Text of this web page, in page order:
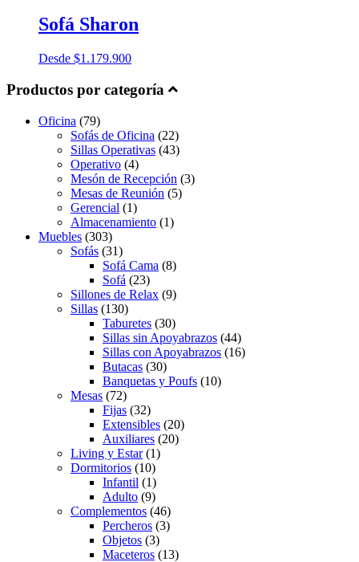
Sofá Sharon
Desde $1.179.900
Productos por categoría
Oficina (79)
Sofás de Oficina (22)
Sillas Operativas (43)
Operativo (4)
Mesón de Recepción (3)
Mesas de Reunión (5)
Gerencial (1)
Almacenamiento (1)
Muebles (303)
Sofás (31)
Sofá Cama (8)
Sofá (23)
Sillones de Relax (9)
Sillas (130)
Taburetes (30)
Sillas sin Apoyabrazos (44)
Sillas con Apoyabrazos (16)
Butacas (30)
Banquetas y Poufs (10)
Mesas (72)
Fijas (32)
Extensibles (20)
Auxiliares (20)
Living y Estar(1)
Dormitorios (10)
Infantil (1)
Adulto (9)
Complementos (46)
Percheros (3)
Objetos (3)
Maceteros (13)